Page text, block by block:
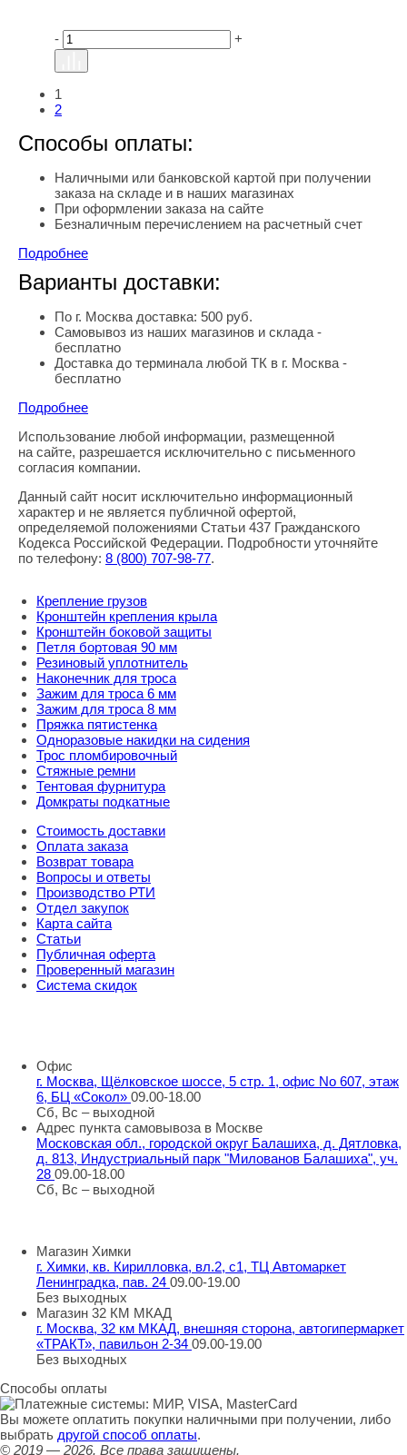
- +
1
2
Способы оплаты:
Наличными или банковской картой при получении
заказа на складе и в наших магазинах
При оформлении заказа на сайте
Безналичным перечислением на расчетный счет
Подробнее
Варианты доставки:
По г. Москва доставка: 500 руб.
Самовывоз из наших магазинов и склада -
бесплатно
Доставка до терминала любой ТК в г. Москва -
бесплатно
Подробнее
Правовая информация
Использование любой информации, размещенной
на сайте, разрешается исключительно с письменного
согласия компании.
Данный сайт носит исключительно информационный
характер и не является публичной офертой,
определяемой положениями Статьи 437 Гражданского
Кодекса Российской Федерации. Подробности уточняйте
по телефону: 8 (800) 707-98-77.
Крепление грузов
Кронштейн крепления крыла
Кронштейн боковой защиты
Петля бортовая 90 мм
Резиновый уплотнитель
Наконечник для троса
Зажим для троса 6 мм
Зажим для троса 8 мм
Пряжка пятистенка
Одноразовые накидки на сидения
Трос пломбировочный
Стяжные ремни
Тентовая фурнитура
Домкраты подкатные
Стоимость доставки
Оплата заказа
Возврат товара
Вопросы и ответы
Производство РТИ
Отдел закупок
Карта сайта
Статьи
Публичная оферта
Проверенный магазин
Система скидок
Офис
г. Москва, Щёлковское шоссе, 5 стр. 1, офис No 607, этаж
6, БЦ «Сокол» 09.00-18.00
Сб, Вс – выходной
Адрес пункта самовывоза в Москве
Московская обл., городской округ Балашиха, д. Дятловка,
д. 813, Индустриальный парк "Милованов Балашиха", уч.
28 09.00-18.00
Сб, Вс – выходной
Магазин Химки
г. Химки, кв. Кирилловка, вл.2, с1, ТЦ Автомаркет
Ленинградка, пав. 24 09.00-19.00
Без выходных
Магазин 32 КМ МКАД
г. Москва, 32 км МКАД, внешняя сторона, автогипермаркет
«ТРАКТ», павильон 2-34 09.00-19.00
Без выходных
Способы оплаты
Вы можете оплатить покупки наличными при получении, либо
выбрать другой способ оплаты.
© 2019 — 2026. Все права защищены.